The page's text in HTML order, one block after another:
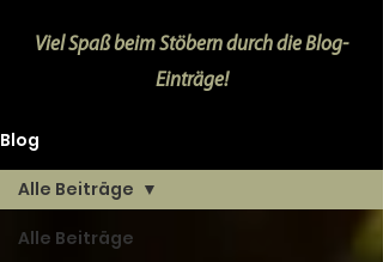
Viel Spaß beim Stöbern durch die Blog-
Einträge!
Blog
Alle Beiträge
Alle Beiträge